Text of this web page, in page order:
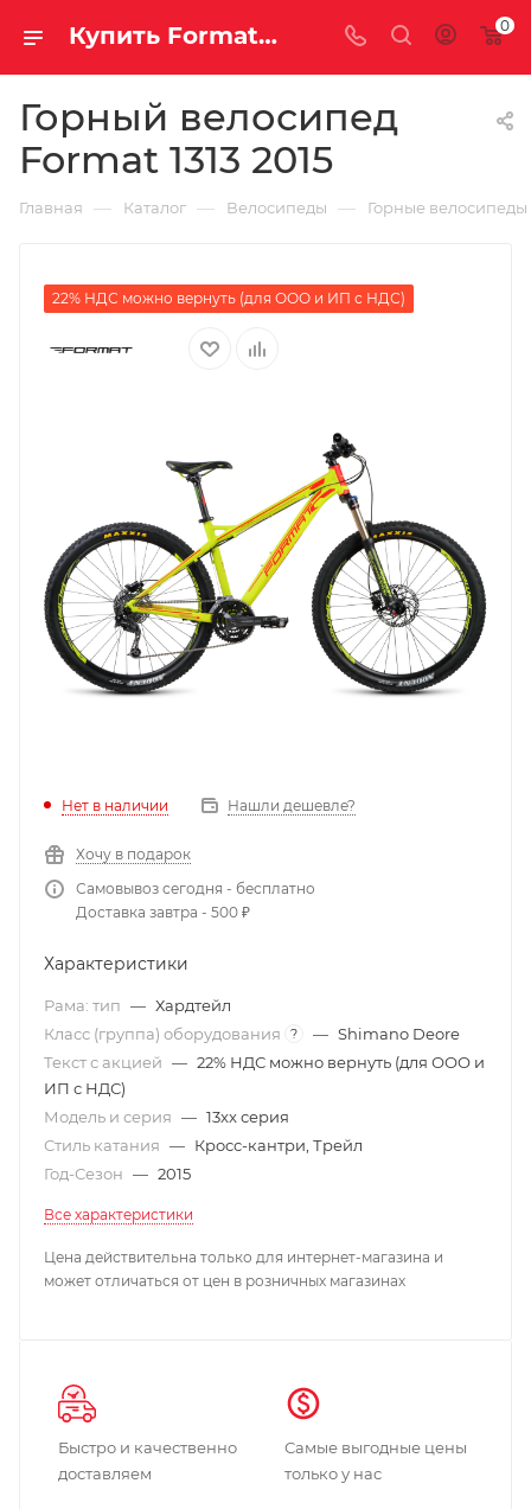
Купить Format 1313 2015 за рублей, а со скидкой 0
Горный велосипед
Format 1313 2015
Главная — Каталог — Велосипеды — Горные велосипеды
22% НДС можно вернуть (для ООО и ИП с НДС)
Нет в наличии Нашли дешевле?
Хочу в подарок
Самовывоз сегодня - бесплатно
Доставка завтра - 500 ₽
Характеристики
Рама: тип — Хардтейл
Класс (группа) оборудования
? — Shimano Deore
Текст с акцией — 22% НДС можно вернуть (для ООО и
ИП с НДС)
Модель и серия — 13xx серия
Стиль катания — Кросс-кантри, Трейл
Год-Сезон — 2015
Все характеристики
Цена действительна только для интернет-магазина и
может отличаться от цен в розничных магазинах
Быстро и качественно
доставляем
Самые выгодные цены
только у нас